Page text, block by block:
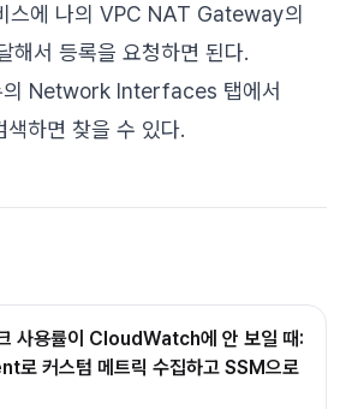
스에 나의 VPC NAT Gateway의
해서 등록을 요청하면 된다.
의 Network Interfaces 탭에서
하면 찾을 수 있다.
사용률이 CloudWatch에 안 보일 때:
커스텀 메트릭 수집하고 SSM으로